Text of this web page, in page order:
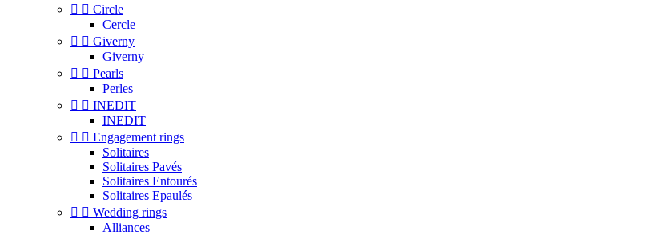
  Circle
Cercle
  Giverny
Giverny
  Pearls
Perles
  INEDIT
INEDIT
  Engagement rings
Solitaires
Solitaires Pavés
Solitaires Entourés
Solitaires Epaulés
  Wedding rings
Alliances